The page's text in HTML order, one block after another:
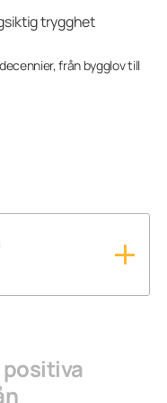
trygghet
från bygglov till
skräddarsys